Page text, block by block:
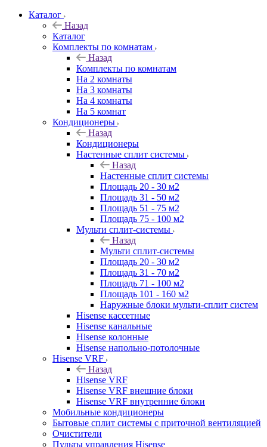
Каталог
Назад
Каталог
Комплекты по комнатам
Назад
Комплекты по комнатам
На 2 комнаты
На 3 комнаты
На 4 комнаты
На 5 комнат
Кондиционеры
Назад
Кондиционеры
Настенные сплит системы
Назад
Настенные сплит системы
Площадь 20 - 30 м2
Площадь 31 - 50 м2
Площадь 51 - 75 м2
Площадь 75 - 100 м2
Мульти сплит-системы
Назад
Мульти сплит-системы
Площадь 20 - 30 м2
Площадь 31 - 70 м2
Площадь 71 - 100 м2
Площадь 101 - 160 м2
Наружные блоки мульти-сплит систем
Hisense кассетные
Hisense канальные
Hisense колонные
Hisense напольно-потолочные
Hisense VRF
Назад
Hisense VRF
Hisense VRF внешние блоки
Hisense VRF внутренние блоки
Мобильные кондиционеры
Бытовые сплит системы с приточной вентиляцией
Очистители
Пульты управления Hisense